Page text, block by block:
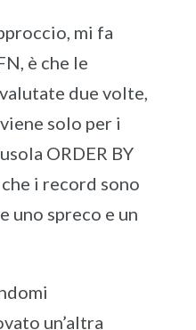
mi fa
è che le
due volte,
solo per i
ORDER BY
i record sono
uno spreco e un
un’altra